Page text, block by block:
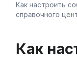
Как настроить
справочного
Как